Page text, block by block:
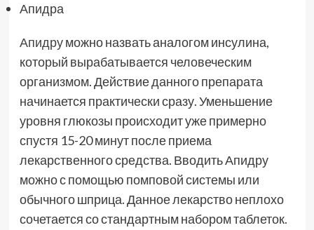
Апидра
Апидруможно назвать аналогом инсулина,
который вырабатывается человеческим
организмом. Действие данного препарата
начинается практически сразу. Уменьшение
уровня глюкозы происходит уже примерно
спустя 15-20 минут после приема
лекарственного средства. Вводить Апидру
можно с помощью помповой системы или
обычного шприца. Данное лекарство неплохо
сочетается со стандартным набором таблеток.